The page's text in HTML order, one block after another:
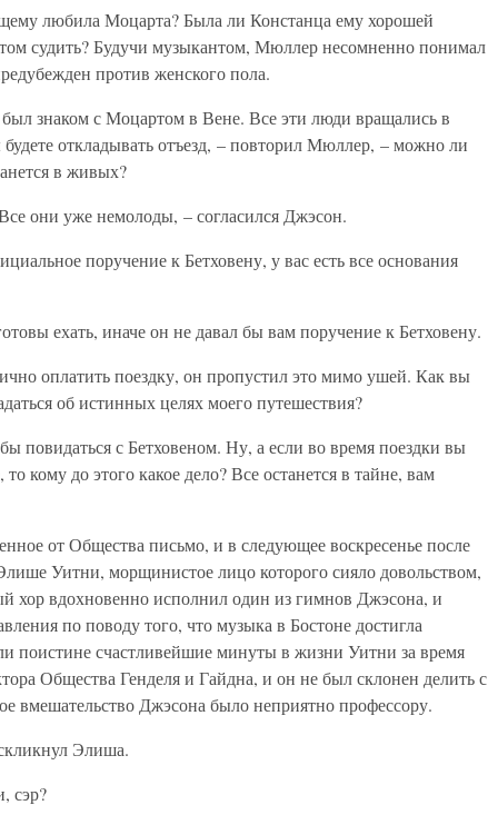
любила Моцарта? Была ли Констанца ему хорошей
судить? Будучи музыкантом, Мюллер несомненно понимал
против женского пола.
был знаком с Моцартом в Вене. Все эти люди вращались в
откладывать отъезд, – повторил Мюллер, – можно ли
в живых?
они уже немолоды, – согласился Джэсон.
поручение к Бетховену, у вас есть все основания
ехать, иначе он не давал бы вам поручение к Бетховену.
оплатить поездку, он пропустил это мимо ушей. Как вы
об истинных целях моего путешествия?
повидаться с Бетховеном. Ну, а если во время поездки вы
кому до этого какое дело? Все останется в тайне, вам
от Общества письмо, и в следующее воскресенье после
Уитни, морщинистое лицо которого сияло довольством,
хор вдохновенно исполнил один из гимнов Джэсона, и
по поводу того, что музыка в Бостоне достигла
поистине счастливейшие минуты в жизни Уитни за время
Общества Генделя и Гайдна, и он не был склонен делить с
вмешательство Джэсона было неприятно профессору.
Элиша.
сэр?